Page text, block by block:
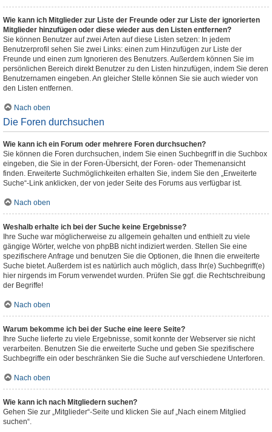
Wie kann ich Mitglieder zur Liste der Freunde oder zur Liste der ignorierten
Mitglieder hinzufügen oder diese wieder aus den Listen entfernen?
Sie können Benutzer auf zwei Arten auf diese Listen setzen: In jedem
Benutzerprofil sehen Sie zwei Links: einen zum Hinzufügen zur Liste der
Freunde und einen zum Ignorieren des Benutzers. Außerdem können Sie im
persönlichen Bereich direkt Benutzer zu den Listen hinzufügen, indem Sie deren
Benutzernamen eingeben. An gleicher Stelle können Sie sie auch wieder von
den Listen entfernen.
Nach oben
Die Foren durchsuchen
Wie kann ich ein Forum oder mehrere Foren durchsuchen?
Sie können die Foren durchsuchen, indem Sie einen Suchbegriff in die Suchbox
eingeben, die Sie in der Foren-Übersicht, der Foren- oder Themenansicht
finden. Erweiterte Suchmöglichkeiten erhalten Sie, indem Sie den „Erweiterte
Suche“-Link anklicken, der von jeder Seite des Forums aus verfügbar ist.
Nach oben
Weshalb erhalte ich bei der Suche keine Ergebnisse?
Ihre Suche war möglicherweise zu allgemein gehalten und enthielt zu viele
gängige Wörter, welche von phpBB nicht indiziert werden. Stellen Sie eine
spezifischere Anfrage und benutzen Sie die Optionen, die Ihnen die erweiterte
Suche bietet. Außerdem ist es natürlich auch möglich, dass Ihr(e) Suchbegriff(e)
hier nirgends im Forum verwendet wurden. Prüfen Sie ggf. die Rechtschreibung
der Begriffe!
Nach oben
Warum bekomme ich bei der Suche eine leere Seite?
Ihre Suche lieferte zu viele Ergebnisse, somit konnte der Webserver sie nicht
verarbeiten. Benutzen Sie die erweiterte Suche und geben Sie spezifischere
Suchbegriffe ein oder beschränken Sie die Suche auf verschiedene Unterforen.
Nach oben
Wie kann ich nach Mitgliedern suchen?
Gehen Sie zur „Mitglieder“-Seite und klicken Sie auf „Nach einem Mitglied
suchen“.